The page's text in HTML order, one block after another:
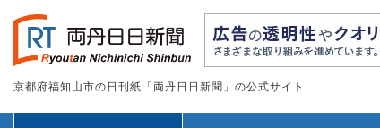
京都府福知山市の日刊紙「両丹日日新聞」の公式サイト